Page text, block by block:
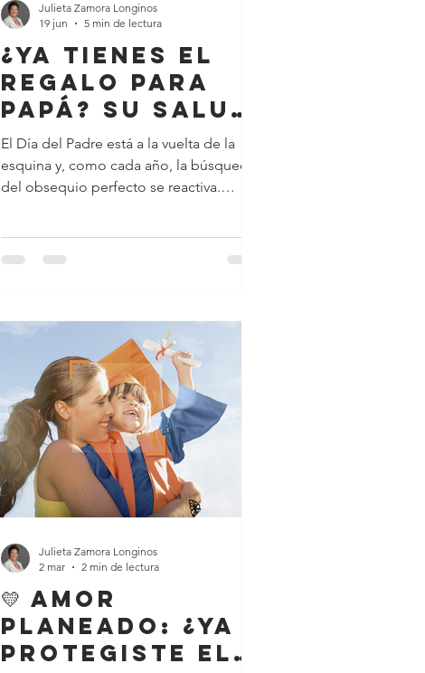
¿Ya tienes el
regalo para
papá? Su salud
y tranquilidad
podrían ser el
más
El Día del Padre está a la vuelta de la
esquina y, como cada año, la búsqueda
del obsequio perfecto se reactiva.
qué regalarle? Es muy común pensar en
para sus proyectos del fin de semana.
Sin embargo, más allá de un objeto
material que pueda acumular polvo en
el clóset, existe un regalo que puede
marcar una diferencia rotunda en
Julieta Zamora Longinos
19 jun
5 min de lectura
💛 Amor
planeado: ¿Ya
protegiste el
Julieta Zamora Longinos
2 mar
2 min de lectura